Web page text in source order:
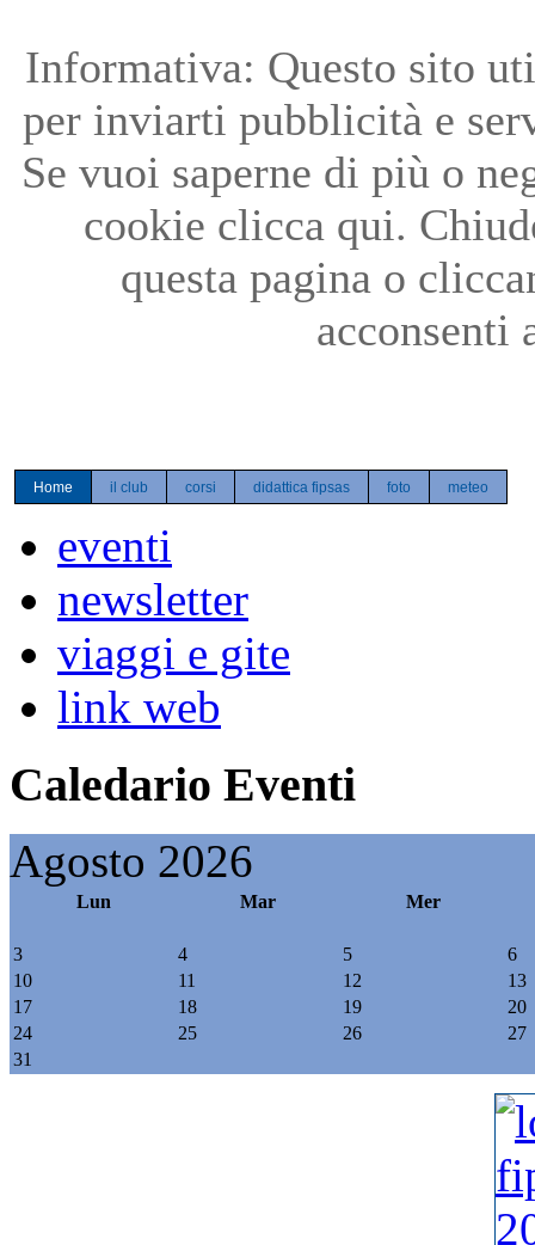
Informativa: Questo sito
per inviarti pubblicità e
Se vuoi saperne di più o
cookie clicca qui.
questa pagina o
acconsenti
Home il club corsi didattica fipsas foto meteo
eventi
newsletter
viaggi e gite
link web
Caledario Eventi
Agosto 2026
Lun Mar Mer
3 4 5
6
10
11 12
13
17
18 19
20
24
25 26
27
31